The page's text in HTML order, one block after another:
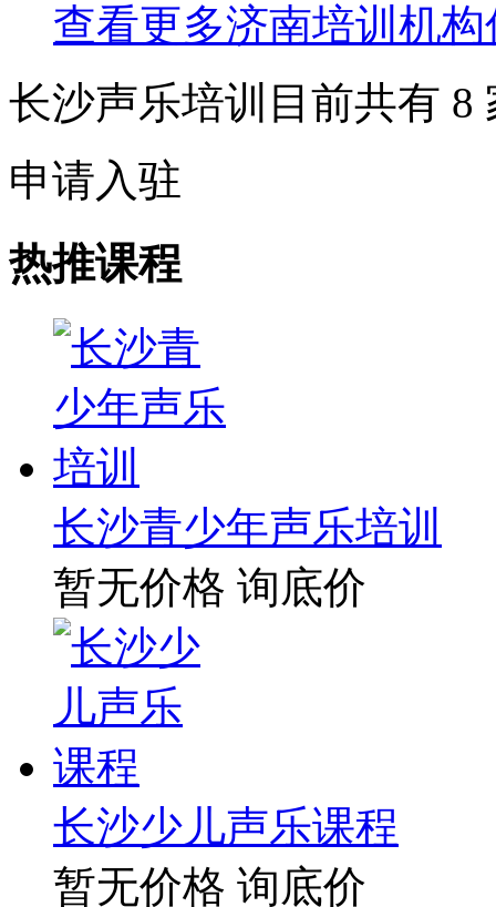
查看更多济南培训机构
长沙声乐培训目前共有 8
申请入驻
热推课程
长沙青少年声乐培训
暂无价格 询底价
长沙少儿声乐课程
暂无价格 询底价